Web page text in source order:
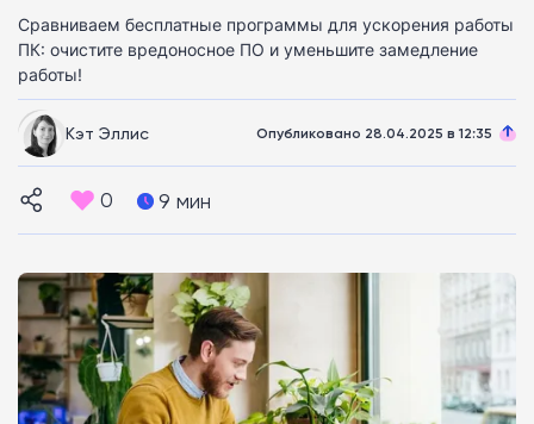
Сравниваем бесплатные программы для ускорения работы
ПК: очистите вредоносное ПО и уменьшите замедление
работы!
Кэт Эллис Опубликовано 28.04.2025 в 12:35
0 9 мин